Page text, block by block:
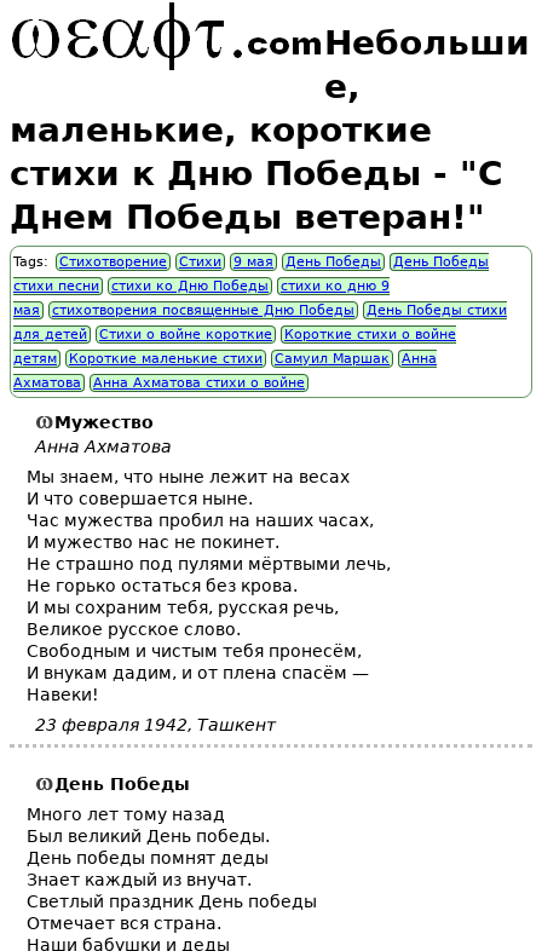
Небольши
е,
маленькие, короткие
стихи к Дню Победы - "С
Днем Победы ветеран!"
Tags: Стихотворение Стихи 9 мая День Победы
День Победы
стихи песни
стихи ко Дню Победы
стихи ко дню 9
мая
стихотворения посвященные Дню Победы
День Победы стихи
для детей
Стихи о войне короткие
Короткие стихи о войне
детям
Короткие маленькие стихи Самуил Маршак
Анна
Ахматова
Анна Ахматова стихи о войне
Мужество
Анна Ахматова
Мы знаем, что ныне лежит на весах
И что совершается ныне.
Час мужества пробил на наших часах,
И мужество нас не покинет.
Не страшно под пулями мёртвыми лечь,
Не горько остаться без крова.
И мы сохраним тебя, русская речь,
Великое русское слово.
Свободным и чистым тебя пронесём,
И внукам дадим, и от плена спасём —
Навеки!
23 февраля 1942, Ташкент
День Победы
Много лет тому назад
Был великий День победы.
День победы помнят деды
Знает каждый из внучат.
Светлый праздник День победы
Отмечает вся страна.
Наши бабушки и деды